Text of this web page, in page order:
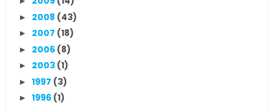
► 2008 (43)
► 2007 (18)
► 2006 (8)
► 2003 (1)
► 1997 (3)
► 1996 (1)